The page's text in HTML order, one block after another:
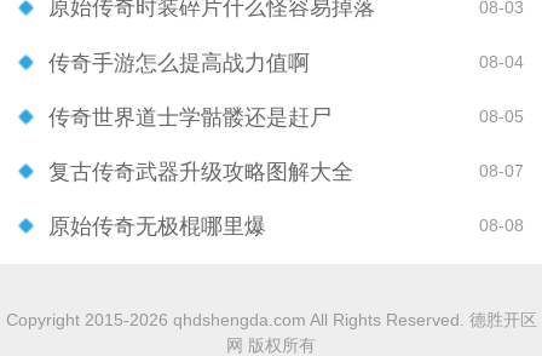
原始传奇时装碎片什么怪容易掉落 08-03
传奇手游怎么提高战力值啊 08-04
传奇世界道士学骷髅还是赶尸 08-05
复古传奇武器升级攻略图解大全 08-07
原始传奇无极棍哪里爆 08-08
Copyright 2015-2026 qhdshengda.com All Rights Reserved. 德胜开区
网 版权所有